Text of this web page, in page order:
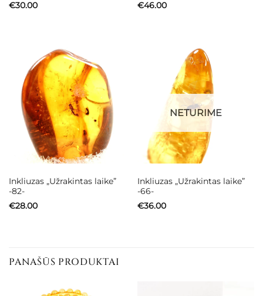
€30.00
€46.00
Inkliuzas „Užrakintas laike”
-82-
€28.00
NETURIME
Inkliuzas „Užrakintas laike”
-66-
€36.00
PANAŠŪS PRODUKTAI